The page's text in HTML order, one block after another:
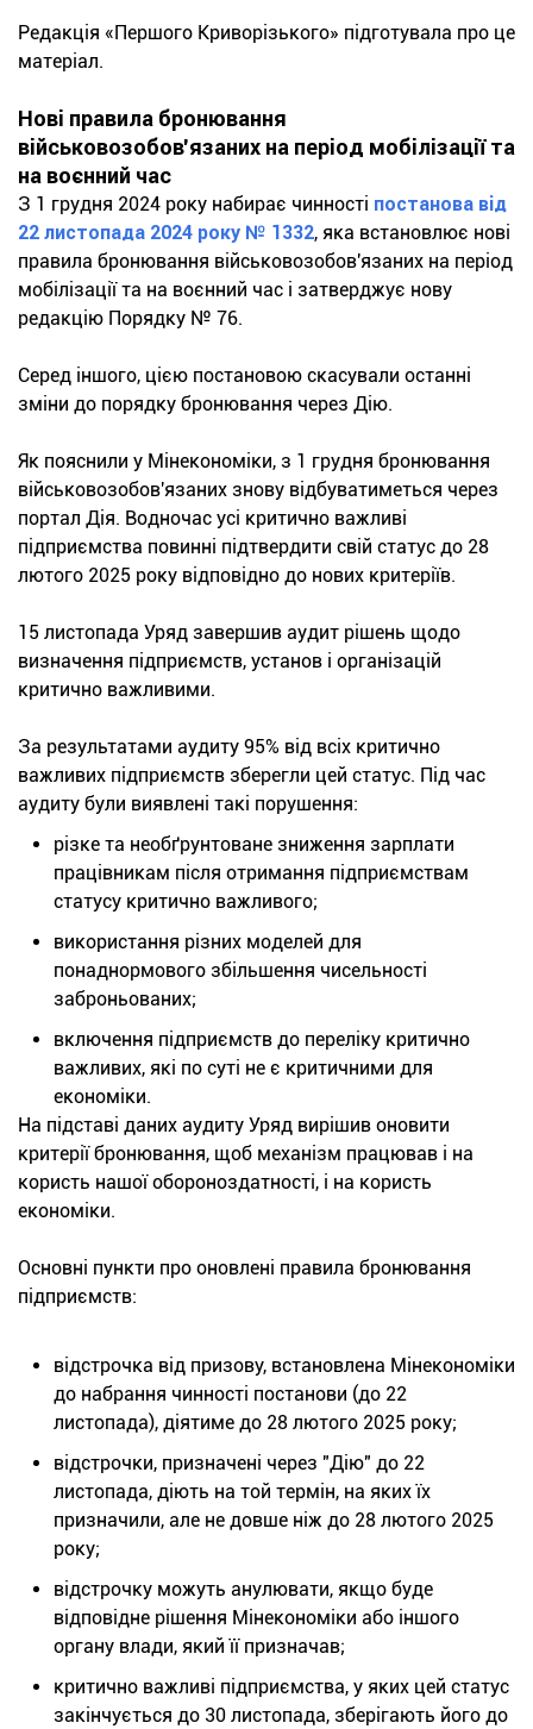
Редакція «Першого Криворізького» підготувала про це
матеріал.
Нові правила бронювання
військовозобов'язаних на період мобілізації та
на воєнний час
З 1 грудня 2024 року набирає чинності постанова від
22 листопада 2024 року № 1332, яка встановлює нові
правила бронювання військовозобов'язаних на період
мобілізації та на воєнний час і затверджує нову
редакцію Порядку № 76.
Серед іншого, цією постановою скасували останні
зміни до порядку бронювання через Дію.
Як пояснили у Мінекономіки, з 1 грудня бронювання
військовозобов'язаних знову відбуватиметься через
портал Дія. Водночас усі критично важливі
підприємства повинні підтвердити свій статус до 28
лютого 2025 року відповідно до нових критеріїв.
15 листопада Уряд завершив аудит рішень щодо
визначення підприємств, установ і організацій
критично важливими.
За результатами аудиту 95% від всіх критично
важливих підприємств зберегли цей статус. Під час
аудиту були виявлені такі порушення:
різке та необґрунтоване зниження зарплати
працівникам після отримання підприємствам
статусу критично важливого;
використання різних моделей для
понаднормового збільшення чисельності
заброньованих;
включення підприємств до переліку критично
важливих, які по суті не є критичними для
економіки.
На підставі даних аудиту Уряд вирішив оновити
критерії бронювання, щоб механізм працював і на
користь нашої обороноздатності, і на користь
економіки.
Основні пункти про оновлені правила бронювання
підприємств:
відстрочка від призову, встановлена Мінекономіки
до набрання чинності постанови (до 22
листопада), діятиме до 28 лютого 2025 року;
відстрочки, призначені через "Дію" до 22
листопада, діють на той термін, на яких їх
призначили, але не довше ніж до 28 лютого 2025
року;
відстрочку можуть анулювати, якщо буде
відповідне рішення Мінекономіки або іншого
органу влади, який її призначав;
критично важливі підприємства, у яких цей статус
закінчується до 30 листопада, зберігають його до